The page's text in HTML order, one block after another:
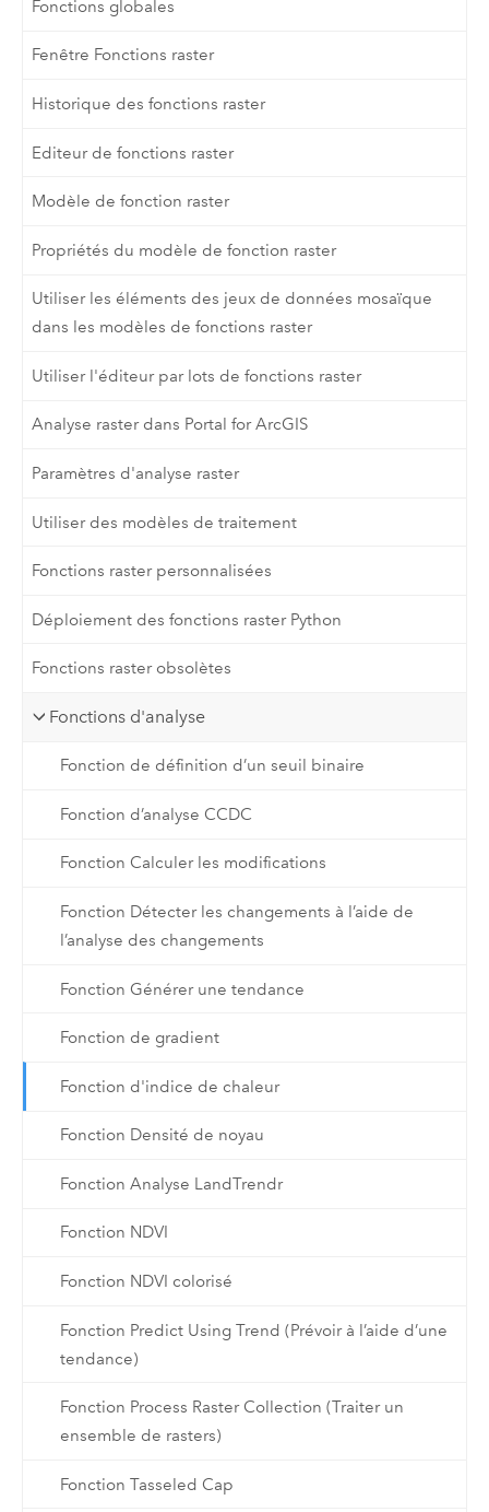
Fonctions globales
Fenêtre Fonctions raster
Historique des fonctions raster
Editeur de fonctions raster
Modèle de fonction raster
Propriétés du modèle de fonction raster
Utiliser les éléments des jeux de données mosaïque
dans les modèles de fonctions raster
Utiliser l'éditeur par lots de fonctions raster
Analyse raster dans Portal for ArcGIS
Paramètres d'analyse raster
Utiliser des modèles de traitement
Fonctions raster personnalisées
Déploiement des fonctions raster Python
Fonctions raster obsolètes
Fonctions d'analyse
Fonction de définition d’un seuil binaire
Fonction d’analyse CCDC
Fonction Calculer les modifications
Fonction Détecter les changements à l’aide de
l’analyse des changements
Fonction Générer une tendance
Fonction de gradient
Fonction d'indice de chaleur
Fonction Densité de noyau
Fonction Analyse LandTrendr
Fonction NDVI
Fonction NDVI colorisé
Fonction Predict Using Trend (Prévoir à l’aide d’une
tendance)
Fonction Process Raster Collection (Traiter un
ensemble de rasters)
Fonction Tasseled Cap